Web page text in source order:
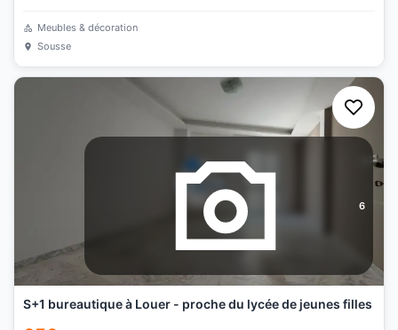
Meubles & décoration
Sousse
6
S+1 bureautique à Louer - proche du lycée de jeunes filles